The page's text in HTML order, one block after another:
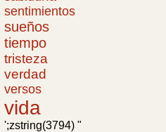
sentimientos
sueños
tiempo
tristeza
verdad
versos
vida
';zstring(3794) "